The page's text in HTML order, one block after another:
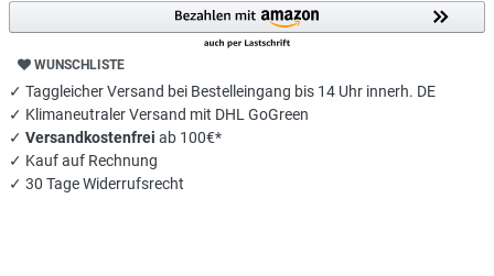
WUNSCHLISTE
✓ Taggleicher Versand bei Bestelleingang bis 14 Uhr innerh. DE
✓ Klimaneutraler Versand mit DHL GoGreen
✓ Versandkostenfrei ab 100€*
✓ Kauf auf Rechnung
✓ 30 Tage Widerrufsrecht